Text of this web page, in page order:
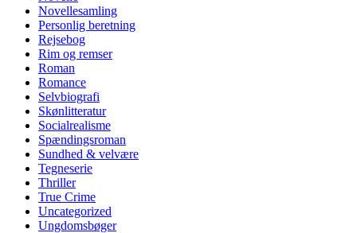
Novellesamling
Personlig beretning
Rejsebog
Rim og remser
Roman
Romance
Selvbiografi
Skønlitteratur
Socialrealisme
Spændingsroman
Sundhed & velvære
Tegneserie
Thriller
True Crime
Uncategorized
Ungdomsbøger